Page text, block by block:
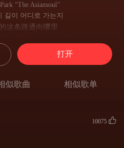
“The Asiansoul”
길이 어디로 가는지
这条路通向哪里
那是个什么样的地方
수 없지만 알 수 없지만
不知道 我不知道
又踏上了这条路
길을 만들어 가는지
없지만 알 수 없지만
打开
似歌曲 相似歌单
10075